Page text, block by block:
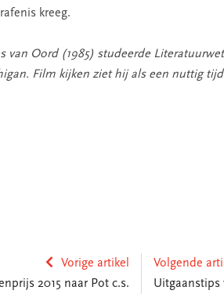
kreeg.
van Oord (1985) studeerde
Film kijken ziet hij als een nuttig
Vorige artikel
2015 naar Pot c.s.
Volgende
Uitgaanstips